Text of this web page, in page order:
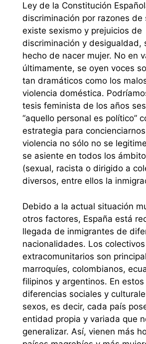
Ley de la Constitución
discriminación por razones de
existe sexismo y prejuicios de
discriminación y desigualdad,
hecho de nacer mujer. No en
últimamente, se oyen voces
tan dramáticos como los
violencia doméstica.
tesis feminista de los años
“aquello personal es político”
estrategia para
violencia no sólo no se
se asiente en todos los
(sexual, racista o dirigido a
diversos, entre ellos la
Debido a la actual situación
otros factores, España está
llegada de inmigrantes de
nacionalidades. Los colectivos
extracomunitarios son
marroquíes, colombianos,
filipinos y argentinos. En
diferencias sociales y
sexos, es decir, cada país
entidad propia y variada que
generalizar. Así, vienen más